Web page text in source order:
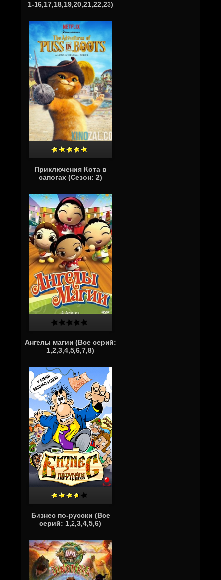
1-16,17,18,19,20,21,22,23)
Приключения Кота в
сапогах (Сезон: 2)
Ангелы магии (Все серий:
1,2,3,4,5,6,7,8)
Бизнес по-русски (Все
серий: 1,2,3,4,5,6)